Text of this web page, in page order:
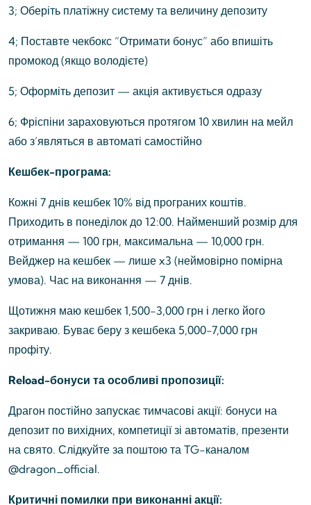
3; Оберіть платіжну систему та величину депозиту
4; Поставте чекбокс “Отримати бонус” або впишіть
промокод (якщо володієте)
5; Оформіть депозит — акція активується одразу
6; Фріспіни зараховуються протягом 10 хвилин на мейл
або з’являться в автоматі самостійно
Кешбек-програма:
Кожні 7 днів кешбек 10% від програних коштів.
Приходить в понеділок до 12:00. Найменший розмір для
отримання — 100 грн, максимальна — 10,000 грн.
Вейджер на кешбек — лише x3 (неймовірно помірна
умова). Час на виконання — 7 днів.
Щотижня маю кешбек 1,500-3,000 грн і легко його
закриваю. Буває беру з кешбека 5,000-7,000 грн
профіту.
Reload-бонуси та особливі пропозиції:
Драгон постійно запускає тимчасові акції: бонуси на
депозит по вихідних, компетиції зі автоматів, презенти
на свято. Слідкуйте за поштою та TG-каналом
@dragon_official.
Критичні помилки при виконанні акції: